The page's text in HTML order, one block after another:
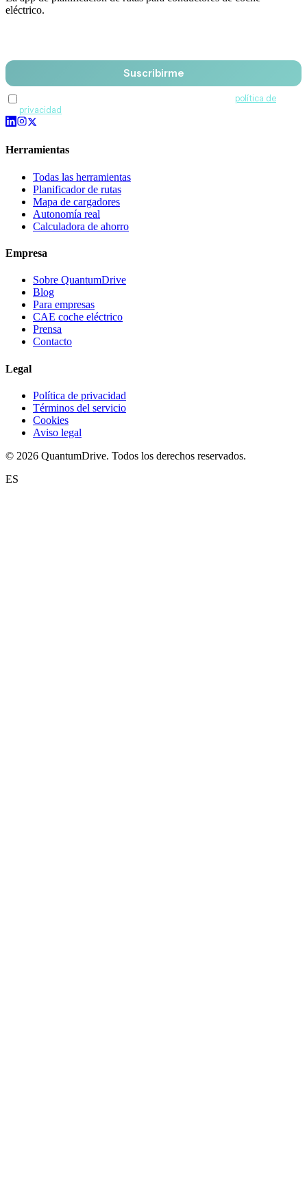
eléctrico.
Suscribirme
política de
privacidad
Herramientas
Todas las herramientas
Planificador de rutas
Mapa de cargadores
Autonomía real
Calculadora de ahorro
Empresa
Sobre QuantumDrive
Blog
Para empresas
CAE coche eléctrico
Prensa
Contacto
Legal
Política de privacidad
Términos del servicio
Cookies
Aviso legal
© 2026 QuantumDrive. Todos los derechos reservados.
ES